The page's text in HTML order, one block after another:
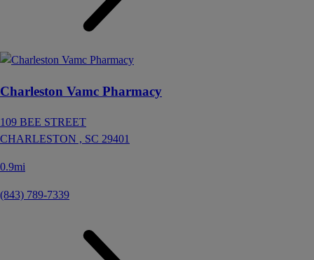
Charleston Vamc Pharmacy
109 BEE STREET
CHARLESTON , SC 29401
0.9mi
(843) 789-7339